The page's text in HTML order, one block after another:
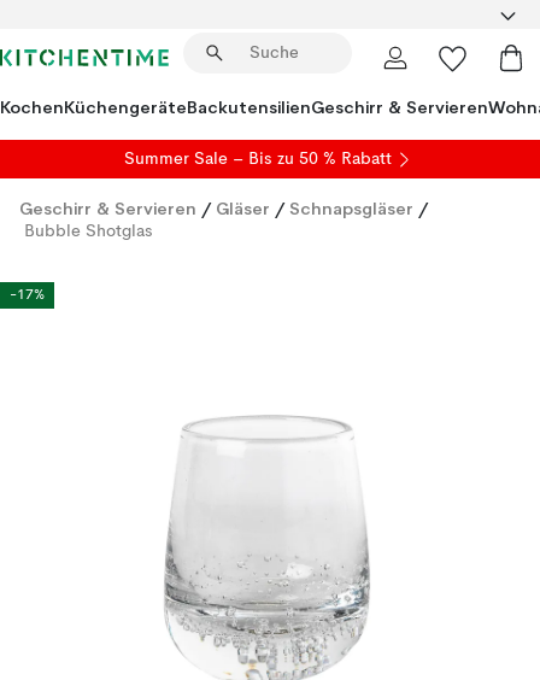
KochenKüchengeräteBackutensilienGeschirr & Servieren
Summer Sale – Bis zu 50 % Rabatt
Geschirr & Servieren / Gläser / Schnapsgläser /
Bubble Shotglas
-17%